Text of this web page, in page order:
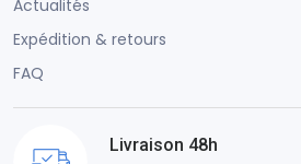
Actualités
Expédition & retours
FAQ
Livraison 48h